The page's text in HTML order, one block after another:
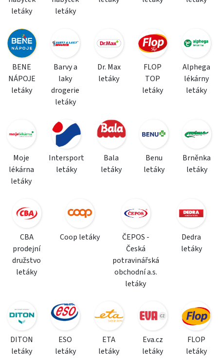
letáky
letáky
BENE
NÁPOJE
letáky
Barvy a
laky
drogerie
letáky
Dr. Max
letáky
FLOP
TOP
letáky
Alphega
lékárny
letáky
Moje
lékárna
letáky
Intersport
letáky
Bala
letáky
Benu
letáky
Brněnka
letáky
CBA
prodejní
družstvo
letáky
Coop letáky
ČEPOS -
Česká
potravinářská
obchodní a.s.
letáky
Dedra
letáky
DITON
letáky
ESO
letáky
ETA
letáky
Eva.cz
letáky
FLOP
letáky